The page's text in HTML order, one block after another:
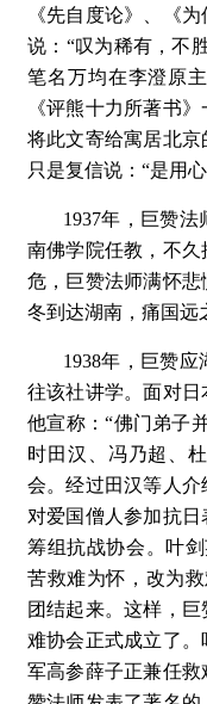
《先自度论》、《
说：“叹为稀有，不
笔名万均在李澄原
《评熊十力所著书
将此文寄给寓居北
只是复信说：“是用
1937年，巨赞
南佛学院任教，不
危，巨赞法师满怀
冬到达湖南，痛国远
1938年，巨赞
往该社讲学。面对日
他宣称：“佛门弟子
时田汉、冯乃超、
会。经过田汉等人
对爱国僧人参加抗
筹组抗战协会。叶
苦救难为怀，改为
团结起来。这样，
难协会正式成立了
军高参薛子正兼任